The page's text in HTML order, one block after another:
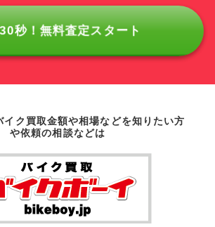
秒！無料査定スタート
イク買取金額や相場などを知りたい方
や依頼の相談などは